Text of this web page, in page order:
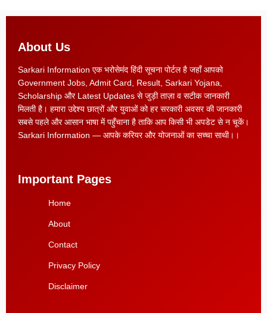
About Us
Sarkari Information एक भरोसेमंद हिंदी सूचना पोर्टल है जहाँ आपको
Government Jobs, Admit Card, Result, Sarkari Yojana,
Scholarship और Latest Updates से जुड़ी ताज़ा व सटीक जानकारी
मिलती है। हमारा उद्देश्य छात्रों और युवाओं को हर सरकारी अवसर की जानकारी
सबसे पहले और आसान भाषा में पहुँचाना है ताकि आप किसी भी अपडेट से न चूकें।
Sarkari Information — आपके करियर और योजनाओं का सच्चा साथी।।
Important Pages
Home
About
Contact
Privacy Policy
Disclaimer